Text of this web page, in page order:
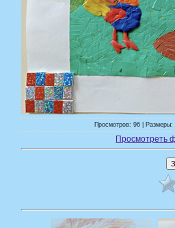
Просмотров: 96 |
Просмотреть